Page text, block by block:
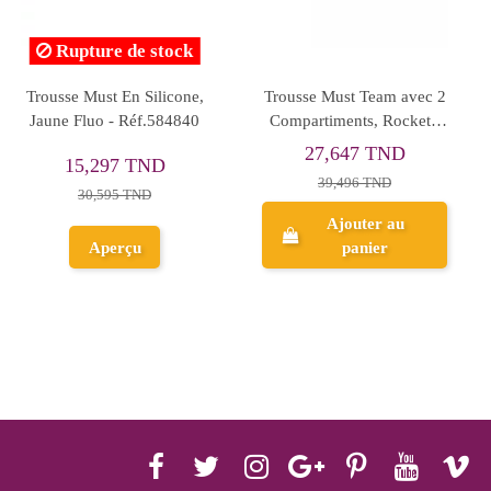
Trousse Plat 3
Compartiments, Spring
Ajouter au
Trousse Plate en
MUST Focus -
19,117 TND
27,311 TND
Ajouter au